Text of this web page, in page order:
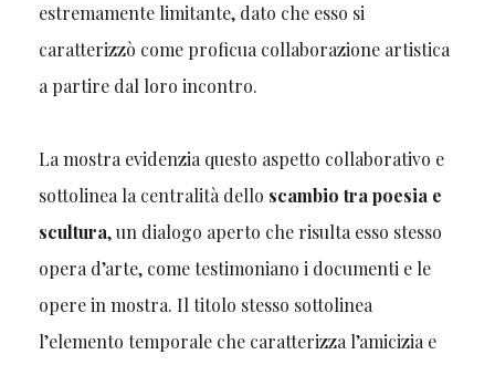
estremamente limitante, dato che esso si
caratterizzò come proficua collaborazione artistica
a partire dal loro incontro.
La mostra evidenzia questo aspetto collaborativo e
sottolinea la centralità dello scambio tra poesia e
scultura, un dialogo aperto che risulta esso stesso
opera d’arte, come testimoniano i documenti e le
opere in mostra. Il titolo stesso sottolinea
l’elemento temporale che caratterizza l’amicizia e